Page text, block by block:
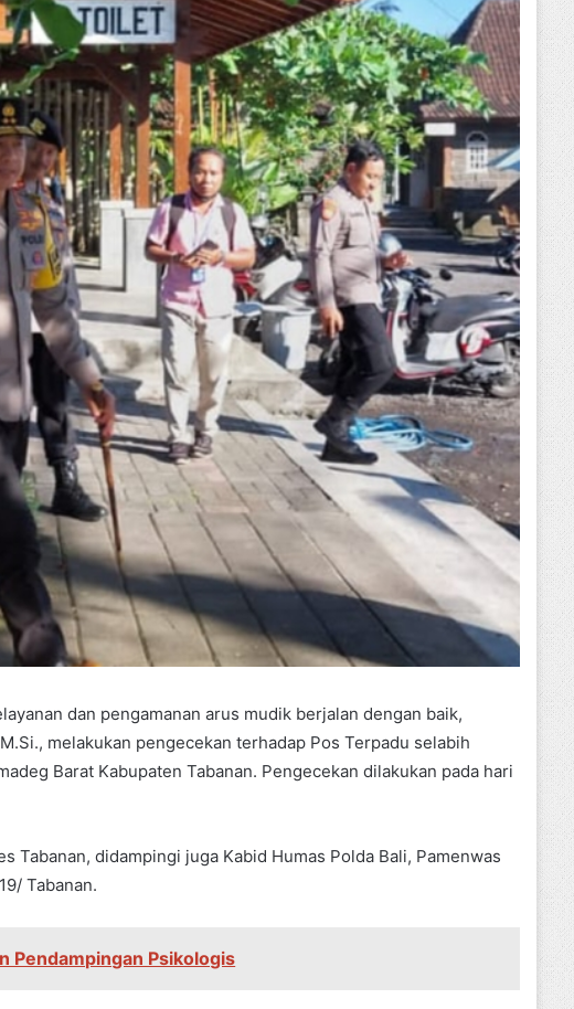
dan pengamanan arus mudik berjalan dengan baik,
melakukan pengecekan terhadap Pos Terpadu selabih
Barat Kabupaten Tabanan. Pengecekan dilakukan pada hari
Tabanan, didampingi juga Kabid Humas Polda Bali, Pamenwas
Tabanan.
Pendampingan Psikologis